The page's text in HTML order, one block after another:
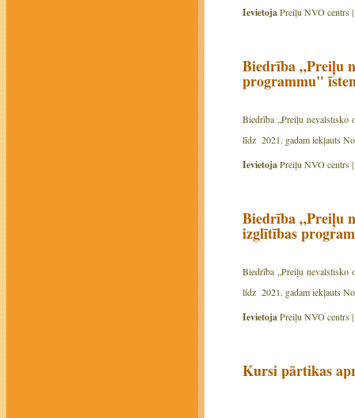
IevietojaPreiļu NVO centrs |
Biedrība „Preiļu
programmu"
Biedrība „Preiļu nevalstisko
līdz 2021. gadam iekļauts
IevietojaPreiļu NVO centrs |
Biedrība „Preiļu
izglītības
Biedrība „Preiļu nevalstisko
līdz 2021. gadam iekļauts
IevietojaPreiļu NVO centrs |
Kursi pārtikas